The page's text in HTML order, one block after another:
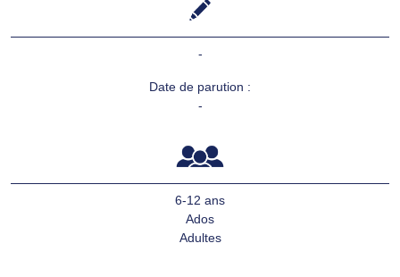
-
Date de parution :
-
6-12 ans
Ados
Adultes